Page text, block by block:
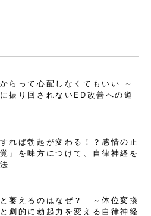
らって心配しなくてもいい ～
振り回されないED改善への道
れば勃起が変わる！？感情の正
」を味方につけて、自律神経を
萎えるのはなぜ？ ～体位変換
劇的に勃起力を変える自律神経